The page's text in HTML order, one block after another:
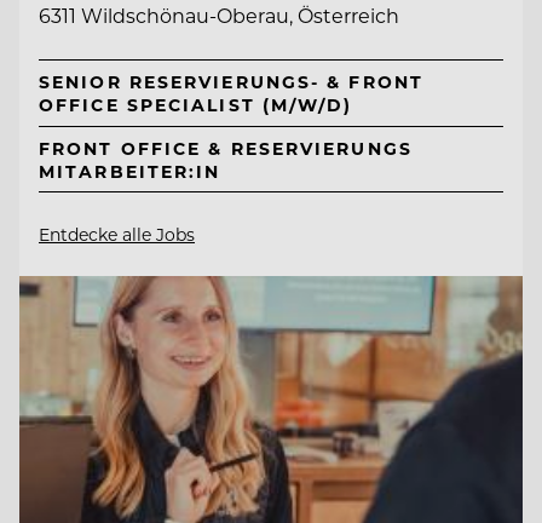
6311 Wildschönau-Oberau, Österreich
SENIOR RESERVIERUNGS- & FRONT
OFFICE SPECIALIST (M/W/D)
FRONT OFFICE & RESERVIERUNGS
MITARBEITER:IN
Entdecke alle Jobs